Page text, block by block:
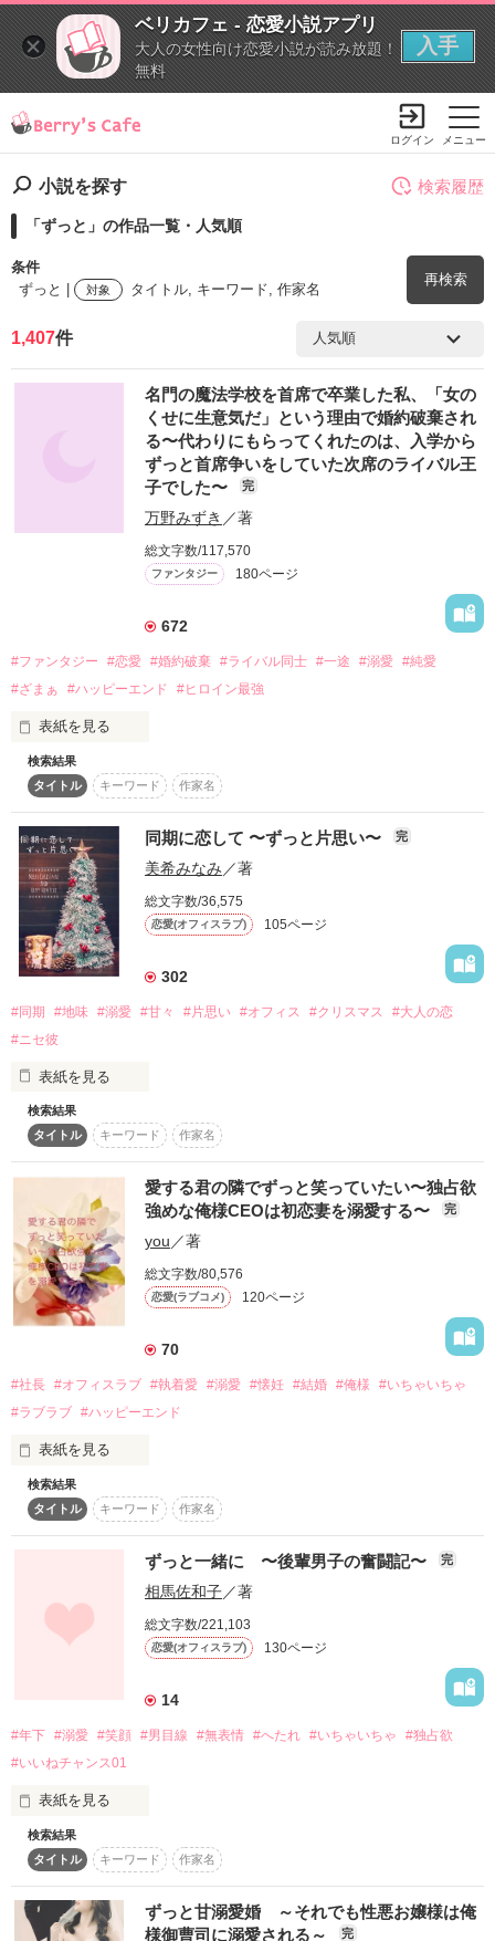
ベリカフェ - 恋愛小説アプリ
大人の女性向け恋愛小説が読み放題！
無料
入手
メニュー
ログイン
小説を探す
「ずっと」の作品一覧・人気順
条件
ずっと |
対象 タイトル, キーワード, 作家名
再検索
検索ワード
を含む
を除く
キーワード
ジャンル
ステータス 全て
作品の長さ 長編 中編 短編
コンテスト
超短編！フェチから始まる溺愛コンテスト
スターツ出版小説投稿サイト合同企画「1話からの長編大
賞」ベリーズカフェ会場
その他の条件
検索履歴
1,407件
名門の魔法学校を首席で卒業した私、「女の
くせに生意気だ」という理由で婚約破棄され
る〜代わりにもらってくれたのは、入学から
ずっと首席争いをしていた次席のライバル王
子でした〜
完
万野みずき ／著
総文字数/117,570
ファンタジー 180ページ
672
#ファンタジー #恋愛 #婚約破棄 #ライバル同士 #一途 #溺愛 #純愛
#ざまぁ
#ハッピーエンド #ヒロイン最強
表紙を見る
名門の魔法学校に通う伯爵令嬢のローズマリー。
魔法が大好きな彼女は、魔法学校で誰よりも努力を重ねて、入
学からずっと首席を維持し続けている。
そして周りの目も気にせずに魔法に没頭し続けて、やがて首席
のまま卒業を果たすと、卒業パーティーの当日に婚約者から婚
約破棄を告げられてしまった。
「男を立てられん妻など不要だ」
男尊女卑で男を立てる時代、能力のありすぎる女性は嫌悪され
て結婚でも不利とされている。
意気という理由で婚約破棄され、多くの男子生徒たちからも嫉
妬を買ってしまい、卒業パーティーの場で非難の的となってし
そんな中、一人の生徒が声を上げる。
「じゃあ、代わりに僕がもらおうかな」
それは、入学からずっとローズマリーの背中を追い続けてきた
次席の第二王子だった。
検索結果
タイトル
キーワード 作家名
同期に恋して 〜ずっと片思い〜 完
美希みなみ ／著
総文字数/36,575
恋愛(オフィスラブ) 105ページ
302
#同期 #地味 #溺愛 #甘々 #片思い #オフィス #クリスマス
#大人の恋
#ニセ彼
表紙を見る
近藤　千夏　２７歳　ＳＴＩ株式会社　国内営業部事務
高遠　涼真　２７歳　ＳＴＩ株式会社　国内営業部
同期入社の２人。
千夏はもう何年も同期の涼真に片思いをしている。
しかし今の仲の良い同期の関係を壊せずにいて。
平凡な千夏と、いつも女の子に囲まれている涼真。
千夏は同期の関係を壊せるの？
ストーリには影響がないのでこちらのお話だけでも読んで頂け
るとうれしいです。
2018.11.21 完結
検索結果
タイトル
キーワード 作家名
愛する君の隣でずっと笑っていたい〜独占欲
強めな俺様CEOは初恋妻を溺愛する〜
完
you／著
総文字数/80,576
恋愛(ラブコメ) 120ページ
70
#社長 #オフィスラブ #執着愛 #溺愛 #懐妊 #結婚 #俺様
#いちゃいちゃ
#ラブラブ #ハッピーエンド
表紙を見る
付き合っていた彼氏に振られ、派遣で勤めていた中小企業のOL
の契約も今月いっぱいで切られる事になった小谷野葉月《こや
のはずき》は高校の同窓会で酔い潰れた所をかつて好きだった
同級生の朝霧悠人《あさぎりゆうと》に介抱される。
次の日目覚めた葉月はお洒落なシティーホテルのベッドの上に
昔から俺様感の強かった悠人は、葉月には甘いけど強引なとこ
ろもある俺様CEOになっていた…
「小谷野の一日を俺が買う⁉︎俺の1日限定の恋人になって‼︎」
「えーー」
一夜を共にしてしまった2人の一日だけの恋人契約🩷
恋人に振られたばかりの可愛い系派遣社員（小谷野葉月→後の
検索結果
タイトル
キーワード 作家名
ずっと一緒に 〜後輩男子の奮闘記〜 完
相馬佐和子／著
総文字数/221,103
恋愛(オフィスラブ) 130ページ
14
#年下 #溺愛 #笑顔 #男目線 #無表情 #へたれ #いちゃいちゃ
#独占欲
#いいねチャンス01
表紙を見る
新入社員　須藤隆春(すどう たかはる)
× × ×
隣の席の先輩　本田千波(ほんだ ちなみ)
検索結果
タイトル
キーワード 作家名
ずっと甘溺愛婚 ～それでも性悪お嬢様は俺
様御曹司に溺愛される～
完